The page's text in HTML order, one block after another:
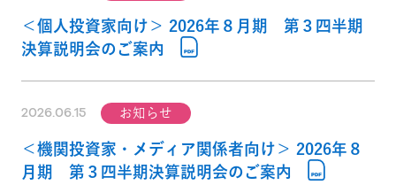
＜個人投資家向け＞ 2026年８月期 第３四半期
決算説明会のご案内
2026.06.15 お知らせ
＜機関投資家・メディア関係者向け＞ 2026年８
月期 第３四半期決算説明会のご案内